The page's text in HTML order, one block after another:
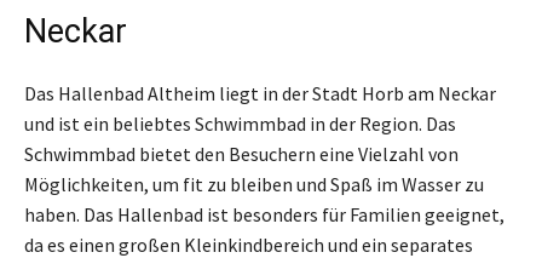
Neckar
Das Hallenbad Altheim liegt in der Stadt Horb am Neckar
und ist ein beliebtes Schwimmbad in der Region. Das
Schwimmbad bietet den Besuchern eine Vielzahl von
Möglichkeiten, um fit zu bleiben und Spaß im Wasser zu
haben. Das Hallenbad ist besonders für Familien geeignet,
da es einen großen Kleinkindbereich und ein separates